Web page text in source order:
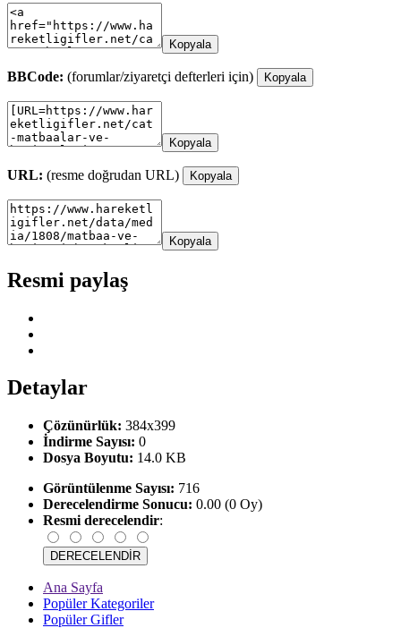
Kopyala
BBCode: (forumlar/ziyaretçi defterleri için) Kopyala
Kopyala
URL: (resme doğrudan URL) Kopyala
Kopyala
Resmi paylaş
Detaylar
Çözünürlük: 384x399
İndirme Sayısı: 0
Dosya Boyutu: 14.0 KB
Görüntülenme Sayısı: 716
Derecelendirme Sonucu: 0.00 (0 Oy)
Resmi derecelendir:
Ana Sayfa
Popüler Kategoriler
Popüler Gifler